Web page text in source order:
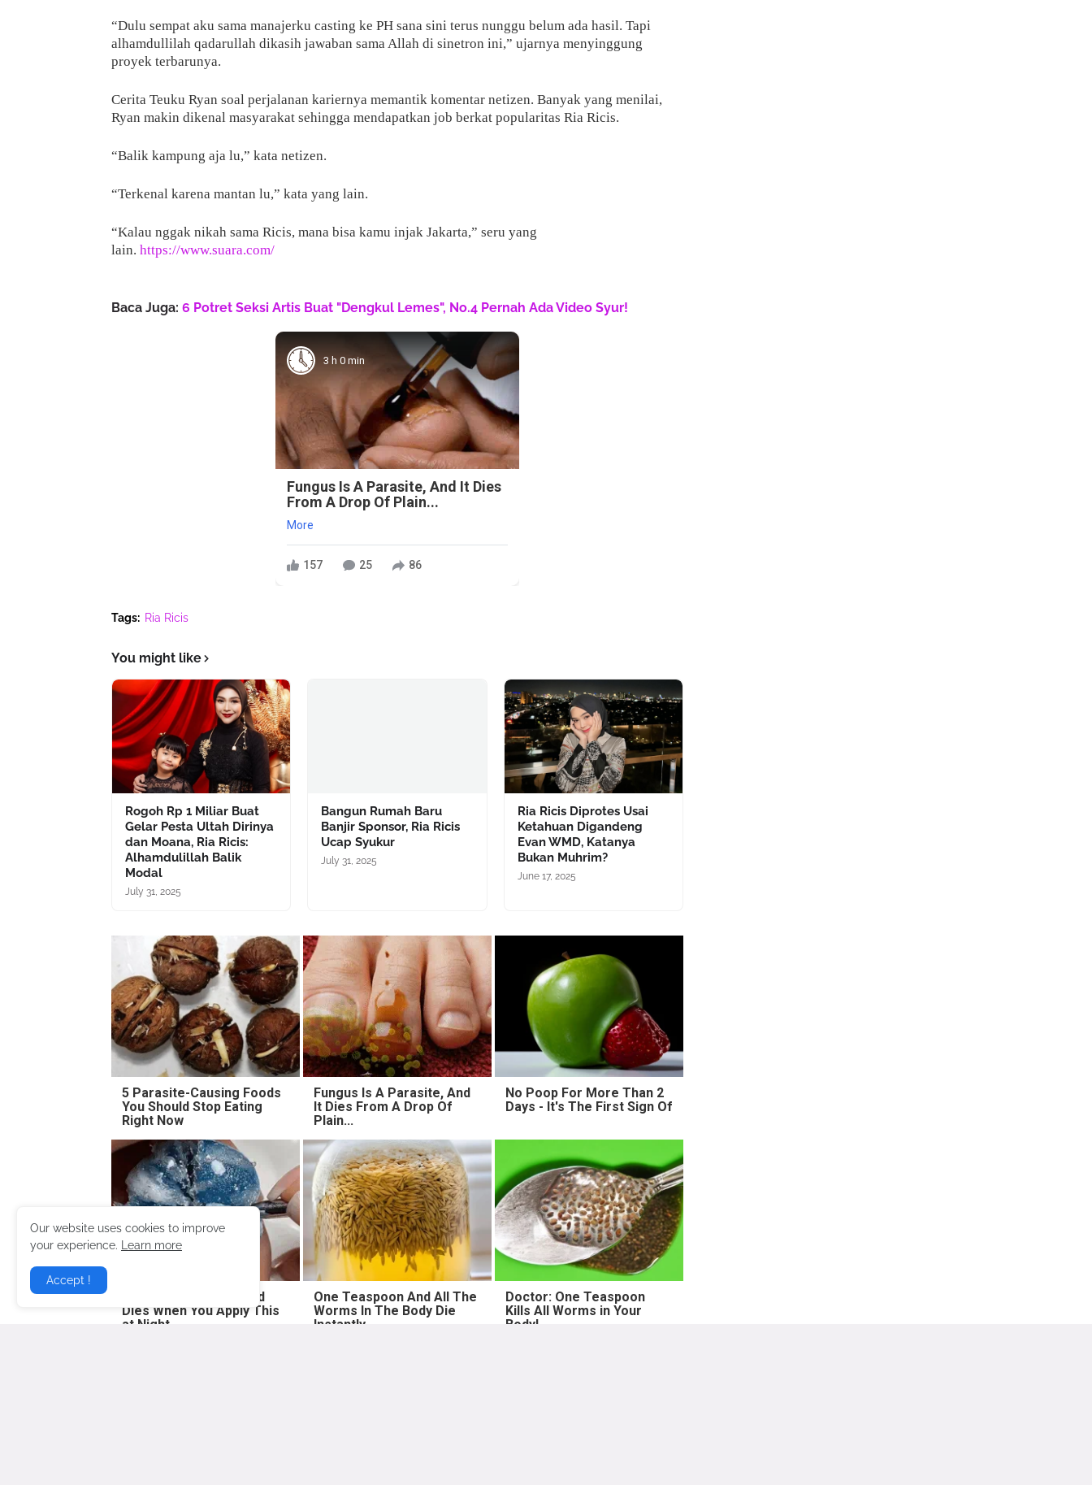
“Dulu sempat aku sama manajerku casting ke PH sana sini terus nunggu belum ada hasil. Tapi
alhamdullilah qadarullah dikasih jawaban sama Allah di sinetron ini,” ujarnya menyinggung
proyek terbarunya.
Cerita Teuku Ryan soal perjalanan kariernya memantik komentar netizen. Banyak yang menilai,
Ryan makin dikenal masyarakat sehingga mendapatkan job berkat popularitas Ria Ricis.
“Balik kampung aja lu,” kata netizen.
“Terkenal karena mantan lu,” kata yang lain.
“Kalau nggak nikah sama Ricis, mana bisa kamu injak Jakarta,” seru yang
lain. https://www.suara.com/
Baca Juga: 6 Potret Seksi Artis Buat "Dengkul Lemes", No.4 Pernah Ada Video Syur!
3 h 0 min
Fungus Is A Parasite, And It Dies
From A Drop Of Plain...
More
157 25 86
Tags: Ria Ricis
You might like
Rogoh Rp 1 Miliar Buat
Gelar Pesta Ultah Dirinya
dan Moana, Ria Ricis:
Alhamdulillah Balik
Modal
July 31, 2025
Bangun Rumah Baru
Banjir Sponsor, Ria Ricis
Ucap Syukur
July 31, 2025
Ria Ricis Diprotes Usai
Ketahuan Digandeng
Evan WMD, Katanya
Bukan Muhrim?
June 17, 2025
5 Parasite-Causing Foods
You Should Stop Eating
Right Now
Fungus Is A Parasite, And
It Dies From A Drop Of
Plain...
No Poop For More Than 2
Days - It's The First Sign Of
Fungus Suffocates and
Dies When You Apply This
at Night
One Teaspoon And All The
Worms In The Body Die
Instantly
Doctor: One Teaspoon
Kills All Worms in Your
Body!
Our website uses cookies to improve
your experience.
Learn more
Accept !